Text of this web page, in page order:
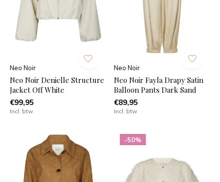
Neo Noir
Neo Noir Denielle Structure
Jacket Off White
€99,95
Incl. btw
Neo Noir
Neo Noir Fayla Drapy Satin
Balloon Pants Dark Sand
€89,95
Incl. btw
-50%